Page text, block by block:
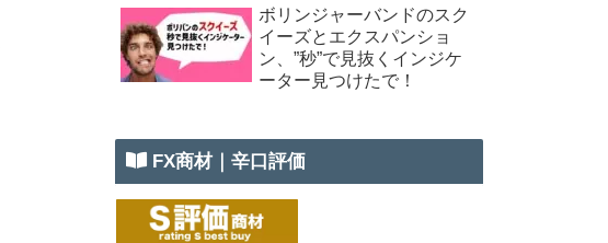
ボリンジャーバンドのスク
イーズとエクスパンショ
ン、”秒”で見抜くインジケ
ーター見つけたで！
FX商材｜辛口評価